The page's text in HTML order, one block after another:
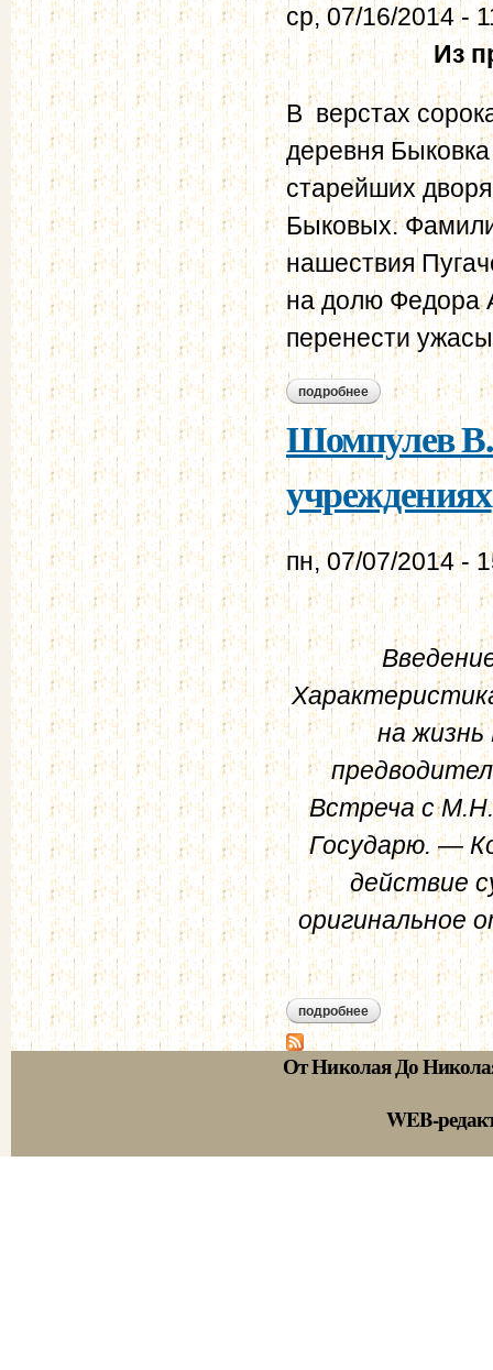
ср, 07/16/2014 -
Из
В верстах
деревня
старейших
Быковых.
нашествия
на долю Федора
перенести
подробнее о шомпулев в.а.
Шомпулев
учреждениях
пн, 07/07/2014 -
на
Встреча с
Государю. —
действие
оригинальное
подробнее о шомпулев в.а.
От Николая До
WEB-